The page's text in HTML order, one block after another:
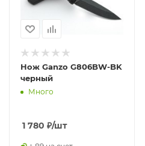
Нож Ganzo G806BW-BK
черный
Много
1 780 ₽/шт